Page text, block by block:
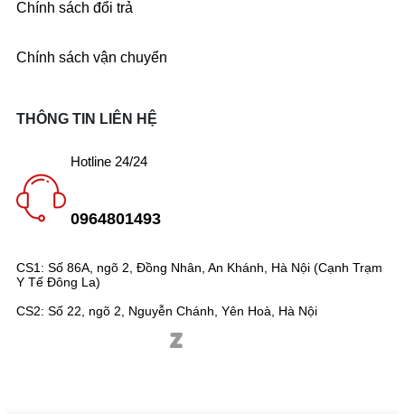
Chính sách đổi trả
Chính sách vận chuyển
CS1: Số 86A, ngõ 2, Đồng Nhân, An Khánh, Hà Nội (Cạnh Trạm
Y Tế Đông La)
CS2: Số 22, ngõ 2, Nguyễn Chánh, Yên Hoà, Hà Nội
THÔNG TIN LIÊN HỆ
Hotline 24/24
0964801493